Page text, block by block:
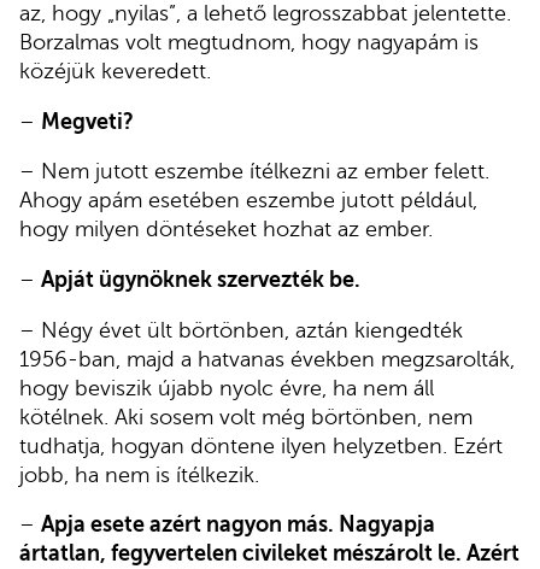
az, hogy „nyilas”, a lehető legrosszabbat jelentette.
Borzalmas volt megtudnom, hogy nagyapám is
közéjük keveredett.
– Megveti?
– Nem jutott eszembe ítélkezni az ember felett.
Ahogy apám esetében eszembe jutott például,
hogy milyen döntéseket hozhat az ember.
– Apját ügynöknek szervezték be.
– Négy évet ült börtönben, aztán kiengedték
1956-ban, majd a hatvanas években megzsarolták,
hogy beviszik újabb nyolc évre, ha nem áll
kötélnek. Aki sosem volt még börtönben, nem
tudhatja, hogyan döntene ilyen helyzetben. Ezért
jobb, ha nem is ítélkezik.
– Apja esete azért nagyon más. Nagyapja
ártatlan, fegyvertelen civileket mészárolt le. Azért